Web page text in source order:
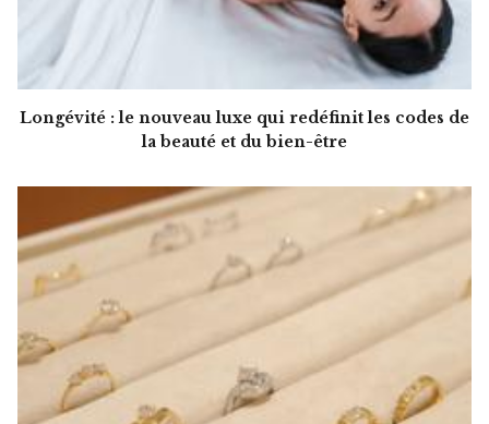
Longévité : le nouveau luxe qui redéfinit les codes de
la beauté et du bien-être